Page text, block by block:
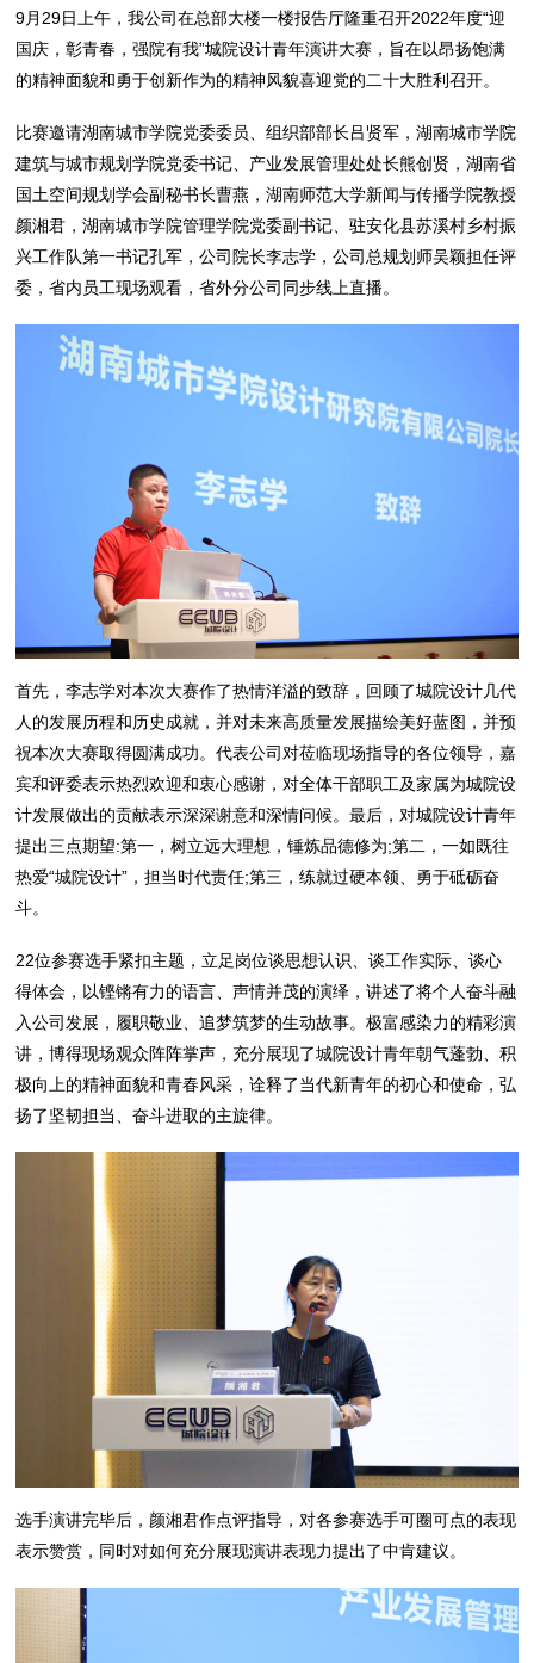
9月29日上午，我公司在总部大楼一楼报告厅隆重召开2022年度“迎
国庆，彰青春，强院有我”城院设计青年演讲大赛，旨在以昂扬饱满
的精神面貌和勇于创新作为的精神风貌喜迎党的二十大胜利召开。
比赛邀请湖南城市学院党委委员、组织部部长吕贤军，湖南城市学院
建筑与城市规划学院党委书记、产业发展管理处处长熊创贤，湖南省
国土空间规划学会副秘书长曹燕，湖南师范大学新闻与传播学院教授
颜湘君，湖南城市学院管理学院党委副书记、驻安化县苏溪村乡村振
兴工作队第一书记孔军，公司院长李志学，公司总规划师吴颖担任评
委，省内员工现场观看，省外分公司同步线上直播。
首先，李志学对本次大赛作了热情洋溢的致辞，回顾了城院设计几代
人的发展历程和历史成就，并对未来高质量发展描绘美好蓝图，并预
祝本次大赛取得圆满成功。代表公司对莅临现场指导的各位领导，嘉
宾和评委表示热烈欢迎和衷心感谢，对全体干部职工及家属为城院设
计发展做出的贡献表示深深谢意和深情问候。最后，对城院设计青年
提出三点期望:第一，树立远大理想，锤炼品德修为;第二，一如既往
热爱“城院设计”，担当时代责任;第三，练就过硬本领、勇于砥砺奋
斗。
22位参赛选手紧扣主题，立足岗位谈思想认识、谈工作实际、谈心
得体会，以铿锵有力的语言、声情并茂的演绎，讲述了将个人奋斗融
入公司发展，履职敬业、追梦筑梦的生动故事。极富感染力的精彩演
讲，博得现场观众阵阵掌声，充分展现了城院设计青年朝气蓬勃、积
极向上的精神面貌和青春风采，诠释了当代新青年的初心和使命，弘
扬了坚韧担当、奋斗进取的主旋律。
选手演讲完毕后，颜湘君作点评指导，对各参赛选手可圈可点的表现
表示赞赏，同时对如何充分展现演讲表现力提出了中肯建议。